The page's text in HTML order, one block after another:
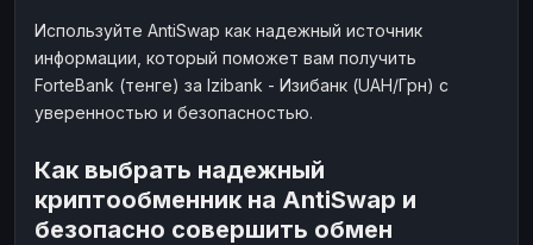
Используйте AntiSwap как надежный источник
информации, который поможет вам получить
ForteBank (тенге) за Izibank - Изибанк (UAH/Грн) с
уверенностью и безопасностью.
Как выбрать надежный
криптообменник на AntiSwap и
безопасно совершить обмен